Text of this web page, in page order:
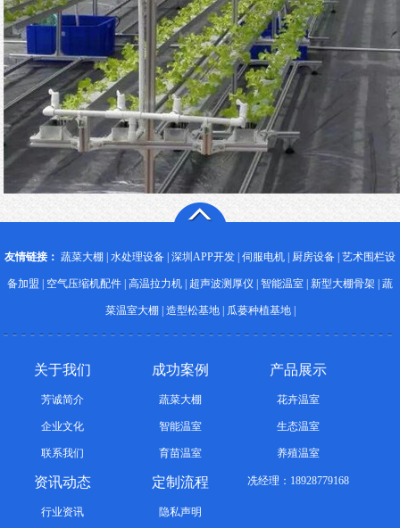
友情链接： 蔬菜大棚 水处理设备 深圳APP开发 伺服电机 厨房设备 艺术围栏设
备加盟 空气压缩机配件 高温拉力机 超声波测厚仪 智能温室 新型大棚骨架 蔬
菜温室大棚 造型松基地| 瓜蒌种植基地|
关于我们
芳诚简介
企业文化
联系我们
成功案例
蔬菜大棚
智能温室
育苗温室
产品展示
花卉温室
生态温室
养殖温室
资讯动态
行业资讯
定制流程
隐私声明
冼经理：18928779168